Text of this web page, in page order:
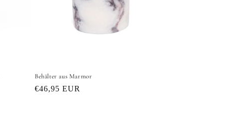
Behälter aus Marmor
Normaler
€46,95 EUR